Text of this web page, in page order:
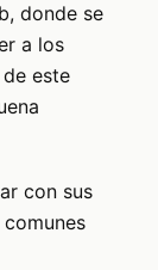
donde se
a los
este
con sus